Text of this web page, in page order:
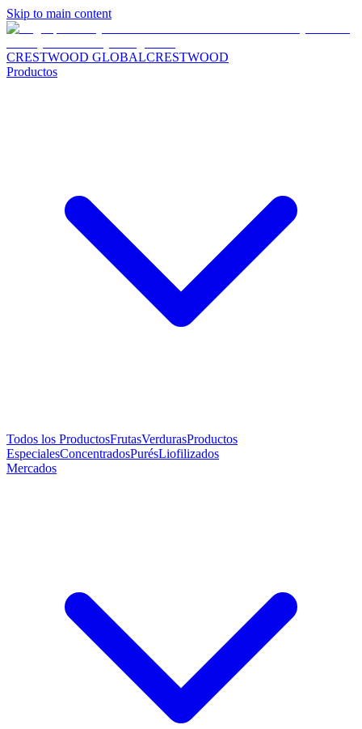
Skip to main content
CRESTWOOD GLOBALCRESTWOOD
Productos
Todos los ProductosFrutasVerdurasProductos
EspecialesConcentradosPurésLiofilizados
Mercados